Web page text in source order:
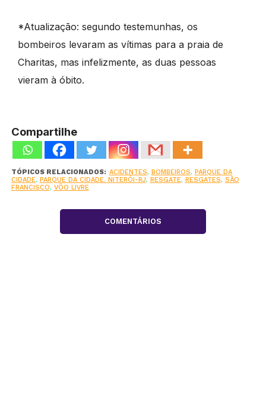
*Atualização: segundo testemunhas, os
bombeiros levaram as vítimas para a praia de
Charitas, mas infelizmente, as duas pessoas
vieram à óbito.
Compartilhe
TÓPICOS RELACIONADOS: ACIDENTES, BOMBEIROS, PARQUE DA
CIDADE, PARQUE DA CIDADE. NITERÓI-RJ, RESGATE, RESGATES, SÃO
FRANCISCO, VÔO LIVRE
COMENTÁRIOS